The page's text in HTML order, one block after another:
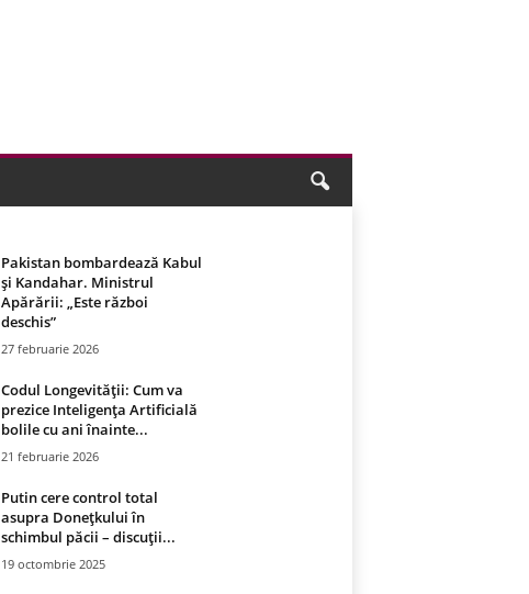
Pakistan bombardează Kabul
și Kandahar. Ministrul
Apărării: „Este război
deschis”
27 februarie 2026
Codul Longevității: Cum va
prezice Inteligența Artificială
bolile cu ani înainte...
21 februarie 2026
Putin cere control total
asupra Donețkului în
schimbul păcii – discuții...
19 octombrie 2025